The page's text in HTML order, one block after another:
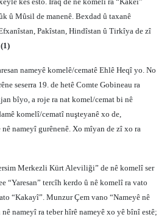
û Mûsil de manenê. Bexdad û taxanê
Pakîstan, Hindîstan û Tirkîya de zî
(1)
nameyê komelê/cematê Ehlê Heqî yo. No
seserra 19. de hetê Comte Gobineau ra
bîyo, a roje ra nat komel/cemat bi nê
komelî/cematî nuşteyanê xo de,
nameyî gurênenê. Xo mîyan de zî xo ra
Merkezli Kürt Aleviliği” de nê komelî ser
“Yaresan” tercîh kerdo û nê komelî ra vato
“Kakayî”. Munzur Çem vano “Nameyê nê
nameyî ra teber hîrê nameyê xo yê bînî estê;